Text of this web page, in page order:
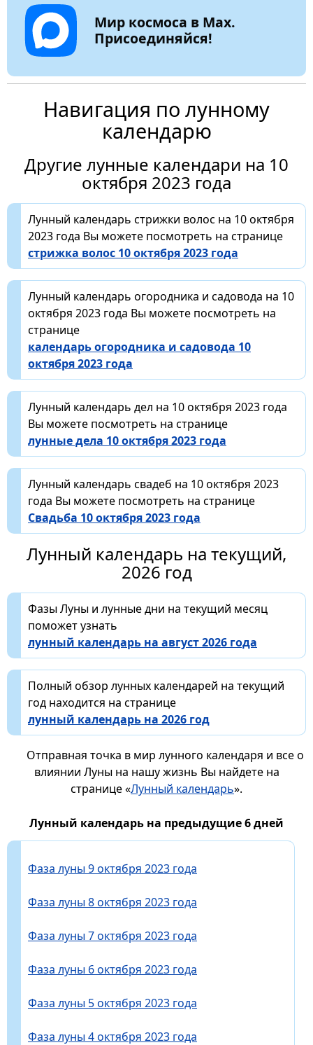
Мир космоса в Max.
Присоединяйся!
Навигация по лунному
календарю
Другие лунные календари на 10
октября 2023 года
Лунный календарь стрижки волос на 10 октября
2023 года Вы можете посмотреть на странице
стрижка волос 10 октября 2023 года
Лунный календарь огородника и садовода на 10
октября 2023 года Вы можете посмотреть на
странице
календарь огородника и садовода 10
октября 2023 года
Лунный календарь дел на 10 октября 2023 года
Вы можете посмотреть на странице
лунные дела 10 октября 2023 года
Лунный календарь свадеб на 10 октября 2023
года Вы можете посмотреть на странице
Свадьба 10 октября 2023 года
Лунный календарь на текущий,
2026 год
Фазы Луны и лунные дни на текущий месяц
поможет узнать
лунный календарь на август 2026 года
Полный обзор лунных календарей на текущий
год находится на странице
лунный календарь на 2026 год
Отправная точка в мир лунного календаря и все о
влиянии Луны на нашу жизнь Вы найдете на
странице «Лунный календарь».
Лунный календарь на предыдущие 6 дней
Фаза луны 9 октября 2023 года
Фаза луны 8 октября 2023 года
Фаза луны 7 октября 2023 года
Фаза луны 6 октября 2023 года
Фаза луны 5 октября 2023 года
Фаза луны 4 октября 2023 года